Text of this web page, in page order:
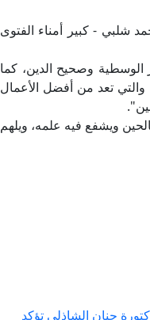
شلبي - كبير أمناء الفتوى
الوسطية وصحيح الدين، كما
تعد من أفضل الأعمال
ويشفع فيه علمه، ويلهم
حنان الشاذلي تؤكد